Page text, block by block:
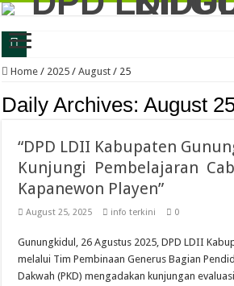
Latih Jiwa Kritis dan Problem Solving, Generus
Perkuat Karakter dan Daya Juang, Ratusan
LDII Gunungkidul Gandeng DLH, Siapkan
LDII Gunungkidul Ambil Bagian dalam Gerakan
Festival Anak Sholeh 2026 LDII Gunungkidul
Generus Gunungkidul Ukir Prestasi Nasional,
FGD LDII Gunungkidul Kupas Psikologi Anak
Home / 2025 / August / 25
Daily Archives:August
“DPD LDII Kabupaten
Kunjungi Pembelajaran
Kapanewon Playen”
August 25, 2025 info terkini 0
Gunungkidul, 26 Agustus 2025, DPD LDII
melalui Tim Pembinaan Generus Bagian
Dakwah (PKD) mengadakan kunjungan